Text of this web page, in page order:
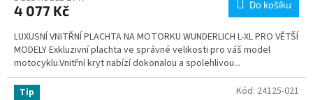
4 077 Kč Do košíku
LUXUSNÍ VNITŘNÍ PLACHTA NA MOTORKU WUNDERLICH L-XL PRO VĚTŠÍ
MODELY Exkluzivní plachta ve správné velikosti pro váš model
motocyklu.Vnitřní kryt nabízí dokonalou a spolehlivou...
Tip Kód: 24125-021